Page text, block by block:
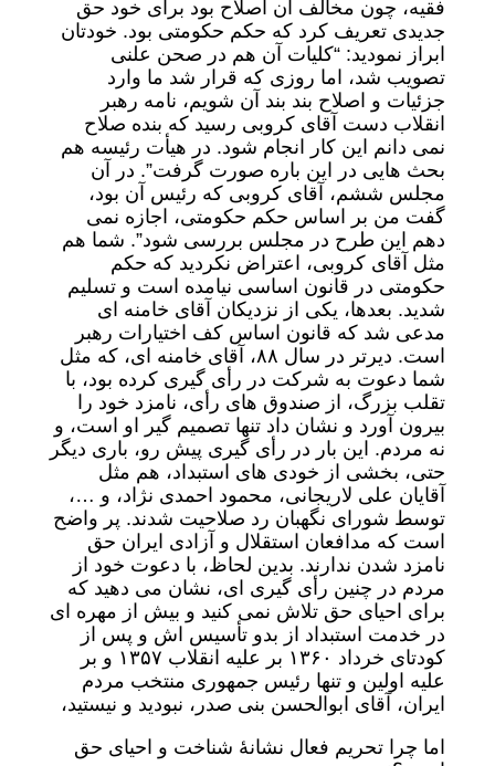
فقیه، چون مخالف آن اصلاح بود برای خود حق
جدیدی تعریف کرد که حکم حکومتی بود. خودتان
ابراز نمودید: “کلیات آن هم در صحن علنی
تصویب شد، اما روزی که قرار شد ما وارد
جزئیات و اصلاح بند بند آن شویم، نامه رهبر
انقلاب دست آقای کروبی رسید که بنده صلاح
نمی‌ دانم این کار انجام شود. در هیأت رئیسه هم
بحث‌ هایی در این‌ باره صورت گرفت”. در آن
مجلس ششم، آقای کروبی که رئیس آن بود،
گفت من بر اساس حکم حکومتی، اجازه نمی‌
دهم این طرح در مجلس بررسی شود”. شما هم
مثل آقای کروبی، اعتراض نکردید که حکم
حکومتی در قانون اساسی نیامده است و تسلیم
شدید. بعدها، یکی از نزدیکان آقای خامنه ای
مدعی شد که قانون اساس کف اختیارات رهبر
است. دیرتر در سال ۸۸، آقای خامنه ای، که مثل
شما دعوت به شرکت در رأی گیری کرده بود، با
تقلب بزرگ، از صندوق های رأی، نامزد خود را
بیرون آورد و نشان داد تنها تصمیم گیر او است، و
نه مردم. این بار در رأی گیری پیش رو، باری دیگر
حتی، بخشی از خودی های استبداد، هم مثل
آقایان علی لاریجانی، محمود احمدی نژاد، و …،
توسط شورای نگهبان رد صلاحیت شدند. پر واضح
است که مدافعان استقلال و آزادی ایران حق
نامزد شدن ندارند. بدین لحاظ، با دعوت خود از
مردم در چنین رأی گیری ای، نشان می دهید که
برای احیای حق تلاش نمی کنید و بیش از مهره ای
در خدمت استبداد از بدو تأسیس اش و پس از
کودتای خرداد ۱۳۶۰ بر علیه انقلاب ۱۳۵۷ و بر
علیه اولین و تنها رئیس جمهوری منتخب مردم
ایران، آقای ابوالحسن بنی صدر، نبودید و نیستید،
اما چرا تحریم فعال نشانۀ شناخت و احیای حق